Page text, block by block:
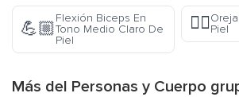
💪🏼
Flexión Biceps En
Tono Medio Claro De
Piel
👂🏽Piel
Más del Personas y Cuerpo